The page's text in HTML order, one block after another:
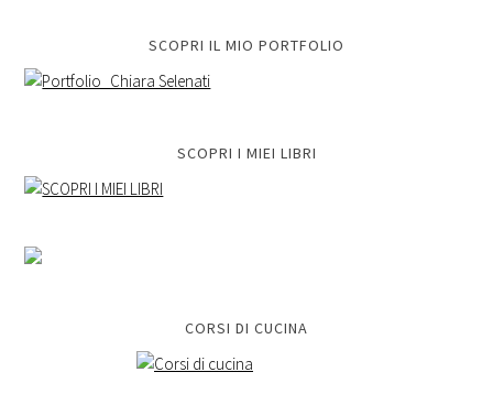
SCOPRI IL MIO PORTFOLIO
SCOPRI I MIEI LIBRI
CORSI DI CUCINA